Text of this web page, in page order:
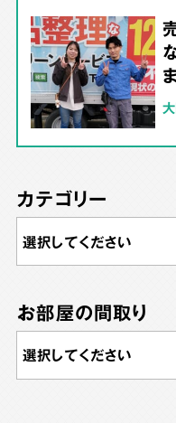
カテゴリー
お部屋の間取り